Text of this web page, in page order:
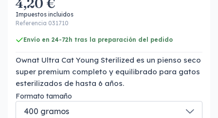
4,20 €
Impuestos incluidos
Referencia 031710
Envío en 24-72h tras la preparación del pedido
Ownat Ultra Cat Young Sterilized es un pienso seco
super premium completo y equilibrado para gatos
esterilizados de hasta 6 años.
Formato tamaño